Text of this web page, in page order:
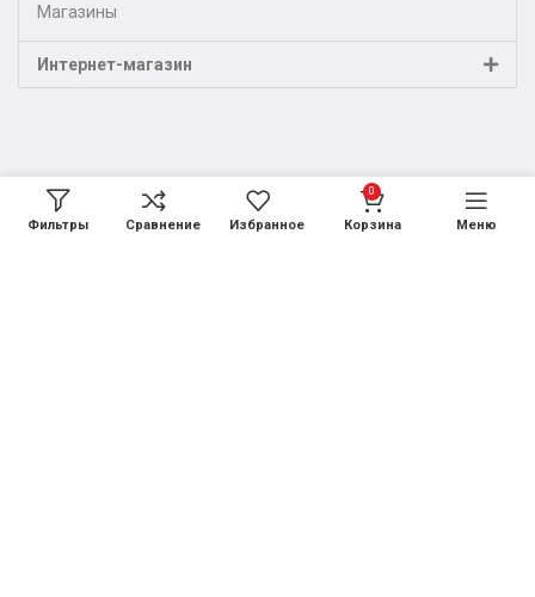
Магазины
Интернет-магазин
Фильтры Сравнение Избранное
0
Корзина Меню